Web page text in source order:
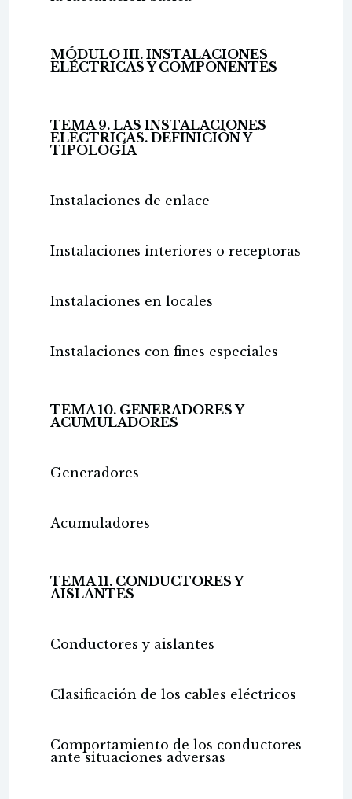
MÓDULO III. INSTALACIONES
ELÉCTRICAS Y COMPONENTES
TEMA 9. LAS INSTALACIONES
ELÉCTRICAS. DEFINICIÓN Y
TIPOLOGÍA
Instalaciones de enlace
Instalaciones interiores o receptoras
Instalaciones en locales
Instalaciones con fines especiales
TEMA 10. GENERADORES Y
ACUMULADORES
Generadores
Acumuladores
TEMA 11. CONDUCTORES Y
AISLANTES
Conductores y aislantes
Clasificación de los cables eléctricos
Comportamiento de los conductores
ante situaciones adversas